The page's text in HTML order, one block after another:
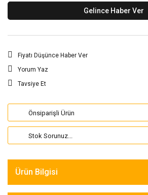
Gelince Haber Ver
Fiyatı Düşünce Haber Ver
Yorum Yaz
Tavsiye Et
Önsiparişli Ürün
Stok Sorunuz...
Ürün Bilgisi